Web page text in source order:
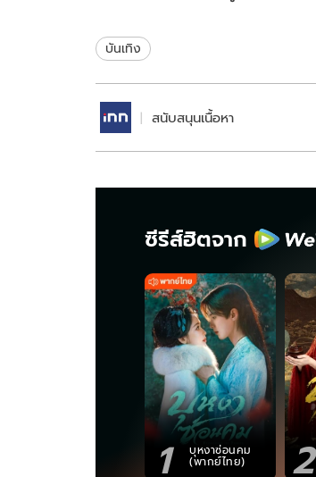
บันเทิง
สนับสนุนเนื้อหา
ซีรีส์ฮิตจาก
1 บุหงาซ่อนคม
(พากย์ไทย) 2